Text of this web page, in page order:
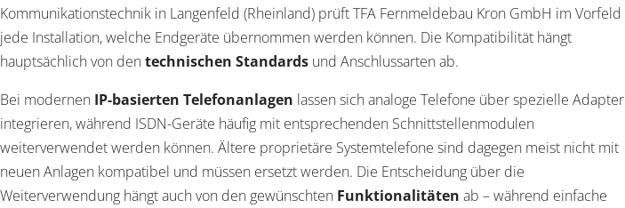
Kommunikationstechnik in Langenfeld (Rheinland) prüft TFA Fernmeldebau Kron GmbH im Vorfeld
jede Installation, welche Endgeräte übernommen werden können. Die Kompatibilität hängt
hauptsächlich von dentechnischen Standards und Anschlussarten ab.
Bei modernen IP-basierten Telefonanlagen lassen sich analoge Telefone über spezielle Adapter
integrieren, während ISDN-Geräte häufig mit entsprechenden Schnittstellenmodulen
weiterverwendet werden können. Ältere proprietäre Systemtelefone sind dagegen meist nicht mit
neuen Anlagen kompatibel und müssen ersetzt werden. Die Entscheidung über die
Weiterverwendung hängt auch von den gewünschten Funktionalitäten ab – während einfache